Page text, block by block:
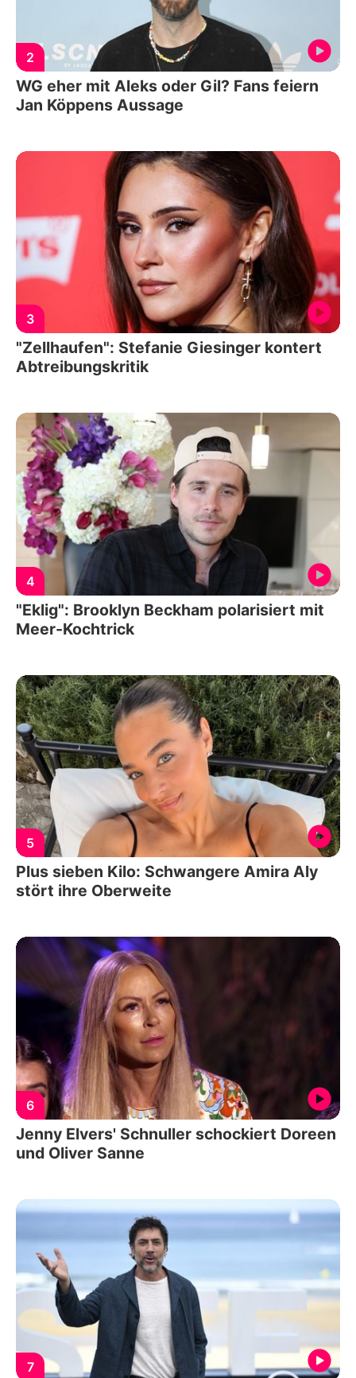
2
WG eher mit Aleks oder Gil? Fans feiern
Jan Köppens Aussage
3
"Zellhaufen": Stefanie Giesinger kontert
Abtreibungskritik
4
"Eklig": Brooklyn Beckham polarisiert mit
Meer-Kochtrick
5
Plus sieben Kilo: Schwangere Amira Aly
stört ihre Oberweite
6
Jenny Elvers' Schnuller schockiert Doreen
und Oliver Sanne
7